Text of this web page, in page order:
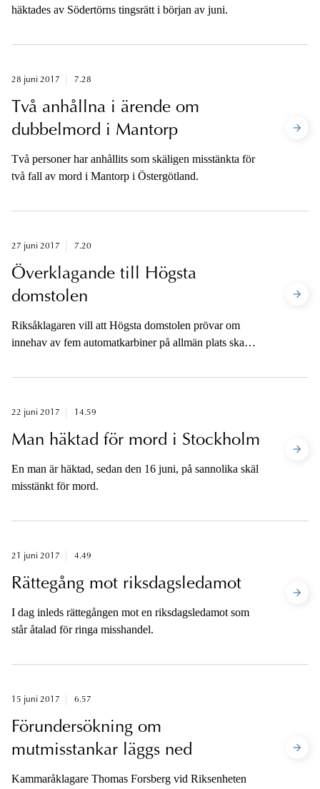
häktades av Södertörns tingsrätt i början av juni.
28 juni 2017 7.28
Två anhållna i ärende om
dubbelmord i Mantorp
Två personer har anhållits som skäligen misstänkta för
två fall av mord i Mantorp i Östergötland.
27 juni 2017 7.20
Överklagande till Högsta
domstolen
Riksåklagaren vill att Högsta domstolen prövar om
innehav av fem automatkarbiner på allmän plats ska
22 juni 2017 14.59
Man häktad för mord i Stockholm
En man är häktad, sedan den 16 juni, på sannolika skäl
misstänkt för mord.
21 juni 2017 4.49
Rättegång mot riksdagsledamot
I dag inleds rättegången mot en riksdagsledamot som
står åtalad för ringa misshandel.
15 juni 2017 6.57
Förundersökning om
mutmisstankar läggs ned
Kammaråklagare Thomas Forsberg vid Riksenheten